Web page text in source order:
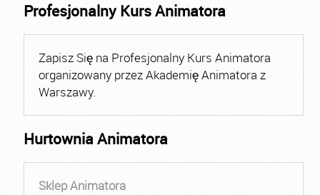
Profesjonalny Kurs Animatora
Zapisz Się na Profesjonalny Kurs Animatora
organizowany przez Akademię Animatora z
Warszawy.
Hurtownia Animatora
Sklep Animatora